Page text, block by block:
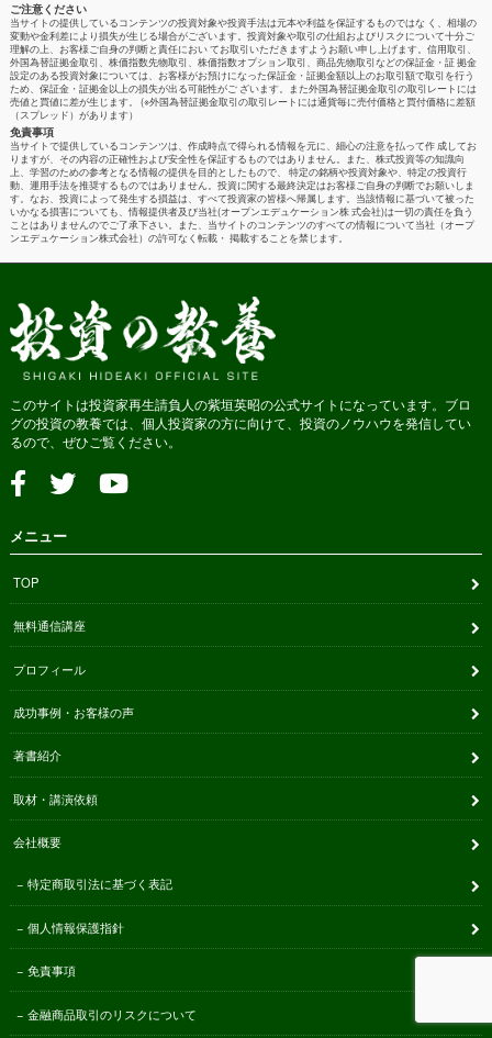
ご注意ください
当サイトの提供しているコンテンツの投資対象や投資手法は元本や利益を保証するものではな く、相場の
変動や金利差により損失が生じる場合がございます。投資対象や取引の仕組およびリスクについて十分ご
理解の上、お客様ご自身の判断と責任におい てお取引いただきますようお願い申し上げます。信用取引、
外国為替証拠金取引、株価指数先物取引、株価指数オプション取引、商品先物取引などの保証金・証 拠金
設定のある投資対象については、お客様がお預けになった保証金・証拠金額以上のお取引額で取引を行う
ため、保証金・証拠金以上の損失が出る可能性がご ざいます。また外国為替証拠金取引の取引レートには
売値と買値に差が生じます。 (※外国為替証拠金取引の取引レートには通貨毎に売付価格と買付価格に差額
（スプレッド）があります）
免責事項
当サイトで提供しているコンテンツは、作成時点で得られる情報を元に、細心の注意を払って作 成してお
りますが、その内容の正確性および安全性を保証するものではありません。また、株式投資等の知識向
上、学習のための参考となる情報の提供を目的としたもので、 特定の銘柄や投資対象や、特定の投資行
動、運用手法を推奨するものではありません。投資に関する最終決定はお客様ご自身の判断でお願いしま
す。なお、投資によって発生する損益は、すべて投資家の皆様へ帰属します。当該情報に基づいて被った
いかなる損害についても、情報提供者及び当社(オープンエデュケーション株 式会社)は一切の責任を負う
ことはありませんのでご了承下さい。また、当サイトのコンテンツのすべての情報について当社（オープ
ンエデュケーション株式会社）の許可なく転載・ 掲載することを禁じます。
このサイトは投資家再生請負人の紫垣英昭の公式サイトになっています。ブロ
グの投資の教養では、個人投資家の方に向けて、投資のノウハウを発信してい
るので、ぜひご覧ください。
メニュー
TOP
無料通信講座
プロフィール
成功事例・お客様の声
著書紹介
取材・講演依頼
会社概要
特定商取引法に基づく表記
個人情報保護指針
免責事項
金融商品取引のリスクについて